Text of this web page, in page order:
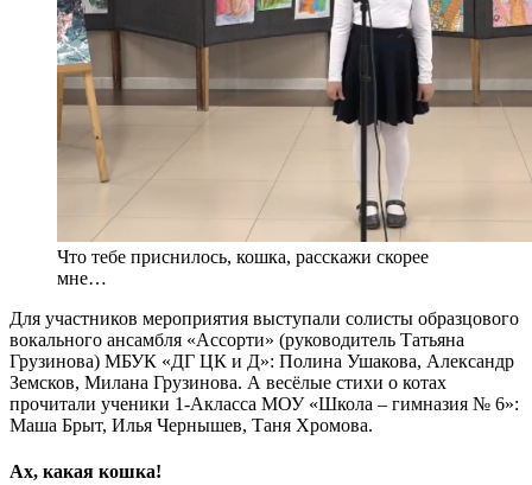
Что тебе приснилось, кошка, расскажи скорее
мне…
Для участников мероприятия выступали солисты образцового
вокального ансамбля «Ассорти» (руководитель Татьяна
Грузинова) МБУК «ДГ ЦК и Д»: Полина Ушакова, Александр
Земсков, Милана Грузинова. А весёлые стихи о котах
прочитали ученики 1-Акласса МОУ «Школа – гимназия № 6»:
Маша Брыт, Илья Чернышев, Таня Хромова.
Ах, какая кошка!